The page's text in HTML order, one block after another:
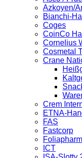
Azkoyen/
Bianchi-
Coges
CoinCo
Cornelius
Cosmetal
Crane
Crem
ETNA-
FAS
Fastcorp
Foliapharm
ICT